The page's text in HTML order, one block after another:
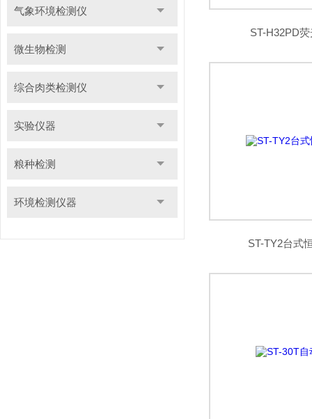
气象环境检测仪
微生物检测
综合肉类检测仪
实验仪器
粮种检测
环境检测仪器
ST-H32PD
ST-TY2台式